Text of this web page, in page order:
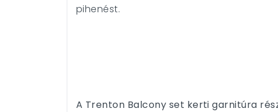
pihenést.
A Trenton Balcony set kerti garnitúra